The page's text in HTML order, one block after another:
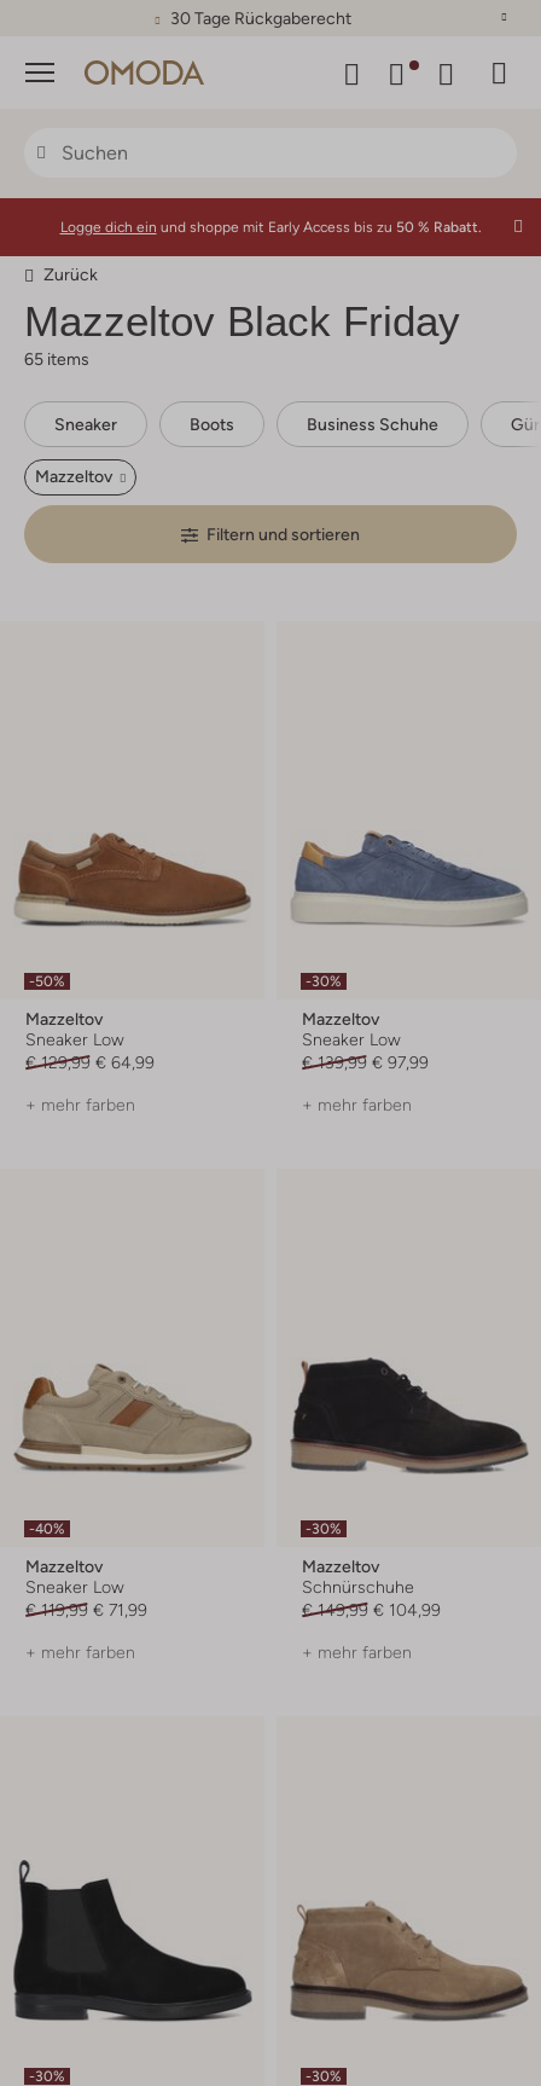
30 Tage Rückgaberecht
Menü
Logge dich ein und shoppe mit Early Access bis zu 50 % Rabatt.
Zurück
Mazzeltov Black Friday
65 items
Sneaker Boots Business Schuhe
Mazzeltov
Filtern und sortieren
-50%
Mazzeltov
Sneaker Low
€ 129,99 € 64,99
+ mehr farben
-30%
Mazzeltov
Sneaker Low
€ 139,99 € 97,99
+ mehr farben
-40%
Mazzeltov
Sneaker Low
€ 119,99 € 71,99
+ mehr farben
-30%
Mazzeltov
Schnürschuhe
€ 149,99 € 104,99
+ mehr farben
-30% -30%